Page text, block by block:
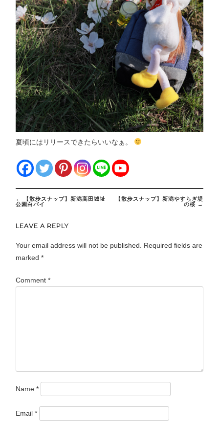
夏頃にはリリースできたらいいなぁ。
Post
navigation
← 【散歩スナップ】新潟高田城址
公園白バイ
【散歩スナップ】新潟やすらぎ堤
の桜 →
LEAVE A REPLY
Your email address will not be published.
Required fields are
marked*
Comment*
Name*
Email*